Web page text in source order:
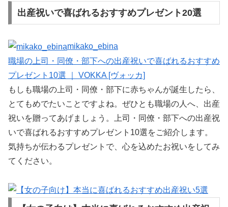
出産祝いで喜ばれるおすすめプレゼント20選
mikako_ebina
職場の上司・同僚・部下への出産祝いで喜ばれるおすすめ
プレゼント10選 ｜ VOKKA [ヴォッカ]
もしも職場の上司・同僚・部下に赤ちゃんが誕生したら、
とてもめでたいことですよね。ぜひとも職場の人へ、出産
祝いを贈ってあげましょう。上司・同僚・部下への出産祝
いで喜ばれるおすすめプレゼント10選をご紹介します。
気持ちが伝わるプレゼントで、心を込めたお祝いをしてみ
てください。